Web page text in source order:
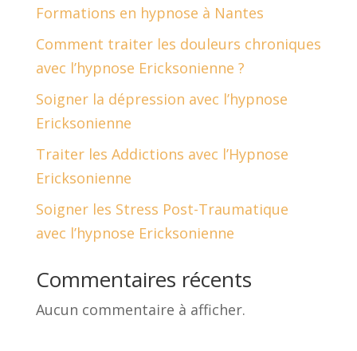
Formations en hypnose à Nantes
Comment traiter les douleurs chroniques
avec l’hypnose Ericksonienne ?
Soigner la dépression avec l’hypnose
Ericksonienne
Traiter les Addictions avec l’Hypnose
Ericksonienne
Soigner les Stress Post-Traumatique
avec l’hypnose Ericksonienne
Commentaires récents
Aucun commentaire à afficher.